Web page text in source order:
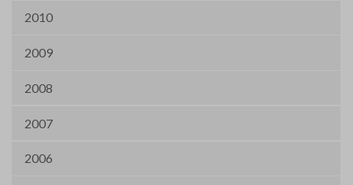
2010
2009
2008
2007
2006